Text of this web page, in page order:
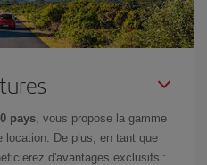
pays, vous propose la gamme
location. De plus, en tant que
d'avantages exclusifs :